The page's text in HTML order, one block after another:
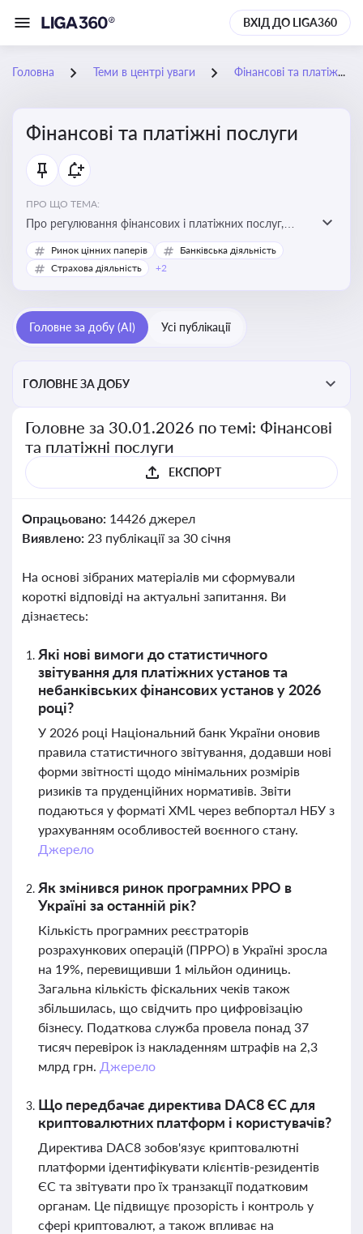
ВХІД ДО LIGA360
Головна Теми в центрі уваги Фінансові та платіжні послуги
Фінансові та платіжні послуги
ПРО ЩО ТЕМА:
Про регулювання фінансових і платіжних послуг,
управління коштами, приймання платежів та
дотримання ліцензійних вимог
Ринок цінних паперів
Банківська діяльність
Страхова діяльність
+2
Головне за добу (AI) Усі публікації
ГОЛОВНЕ ЗА ДОБУ
Головне за 30.01.2026 по темі: Фінансові
та платіжні послуги
ЕКСПОРТ
Опрацьовано: 14426 джерел
Виявлено: 23 публікації за 30 січня
На основі зібраних матеріалів ми сформували
короткі відповіді на актуальні запитання. Ви
дізнаєтесь:
Які нові вимоги до статистичного
звітування для платіжних установ та
небанківських фінансових установ у 2026
році?
У 2026 році Національний банк України оновив
правила статистичного звітування, додавши нові
форми звітності щодо мінімальних розмірів
ризиків та пруденційних нормативів. Звіти
подаються у форматі XML через вебпортал НБУ з
урахуванням особливостей воєнного стану.
Джерело
Як змінився ринок програмних РРО в
Україні за останній рік?
Кількість програмних реєстраторів
розрахункових операцій (ПРРО) в Україні зросла
на 19%, перевищивши 1 мільйон одиниць.
Загальна кількість фіскальних чеків також
збільшилась, що свідчить про цифровізацію
бізнесу. Податкова служба провела понад 37
тисяч перевірок із накладенням штрафів на 2,3
млрд грн. Джерело
Що передбачає директива DAC8 ЄС для
криптовалютних платформ і користувачів?
Директива DAC8 зобов'язує криптовалютні
платформи ідентифікувати клієнтів-резидентів
ЄС та звітувати про їх транзакції податковим
органам. Це підвищує прозорість і контроль у
сфері криптовалют, а також впливає на